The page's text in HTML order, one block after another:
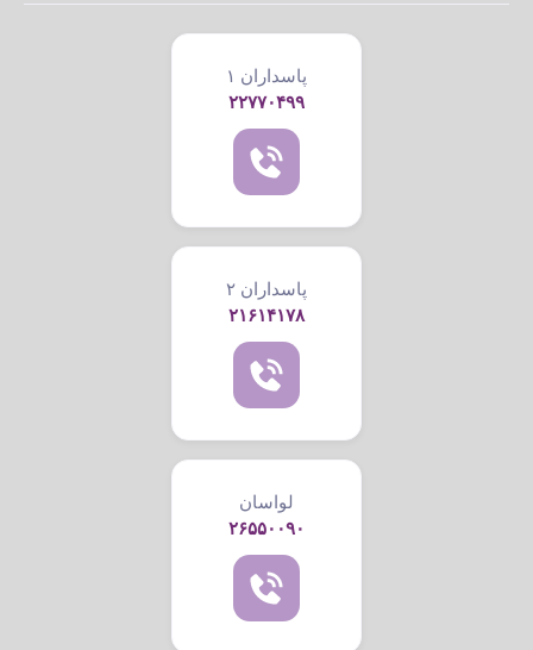
پاسداران ۱
۲۲۷۷۰۴۹۹
پاسداران ۲
۲۱۶۱۴۱۷۸
لواسان
۲۶۵۵۰۰۹۰